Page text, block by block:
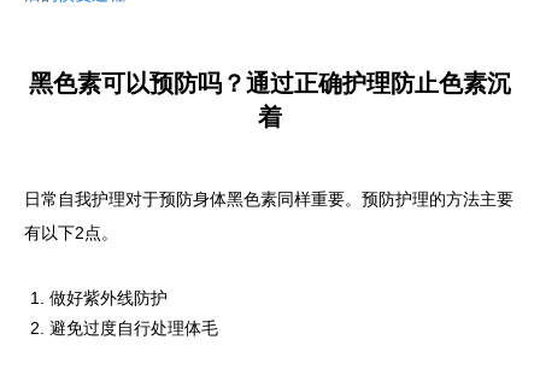
黑色素可以预防吗？通过正确护理防止色素沉
着
日常自我护理对于预防身体黑色素同样重要。预防护理的方法主要
有以下2点。
做好紫外线防护
避免过度自行处理体毛